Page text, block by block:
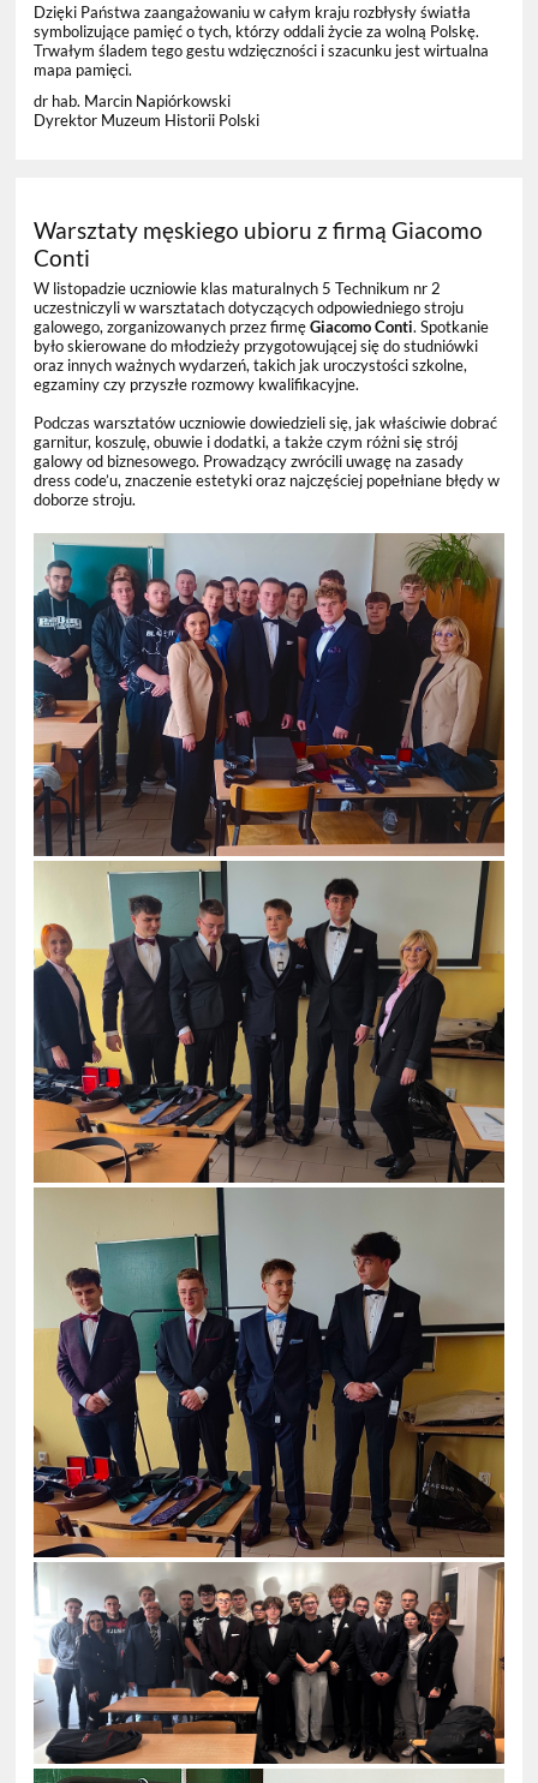
Dzięki Państwa zaangażowaniu w całym kraju rozbłysły światła
symbolizujące pamięć o tych, którzy oddali życie za wolną Polskę.
Trwałym śladem tego gestu wdzięczności i szacunku jest wirtualna
mapa pamięci.
dr hab. Marcin Napiórkowski
Dyrektor Muzeum Historii Polski
Warsztaty męskiego ubioru z firmą Giacomo
Conti
W listopadzie uczniowie klas maturalnych 5 Technikum nr 2
uczestniczyli w warsztatach dotyczących odpowiedniego stroju
galowego, zorganizowanych przez firmę Giacomo Conti. Spotkanie
było skierowane do młodzieży przygotowującej się do studniówki
oraz innych ważnych wydarzeń, takich jak uroczystości szkolne,
egzaminy czy przyszłe rozmowy kwalifikacyjne.
Podczas warsztatów uczniowie dowiedzieli się, jak właściwie dobrać
garnitur, koszulę, obuwie i dodatki, a także czym różni się strój
galowy od biznesowego. Prowadzący zwrócili uwagę na zasady
dress code’u, znaczenie estetyki oraz najczęściej popełniane błędy w
doborze stroju.